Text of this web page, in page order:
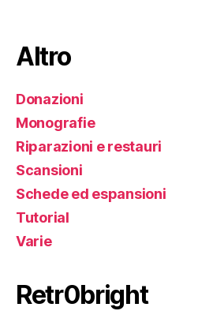
Altro
Donazioni
Monografie
Riparazioni e restauri
Scansioni
Schede ed espansioni
Tutorial
Varie
Retr0bright